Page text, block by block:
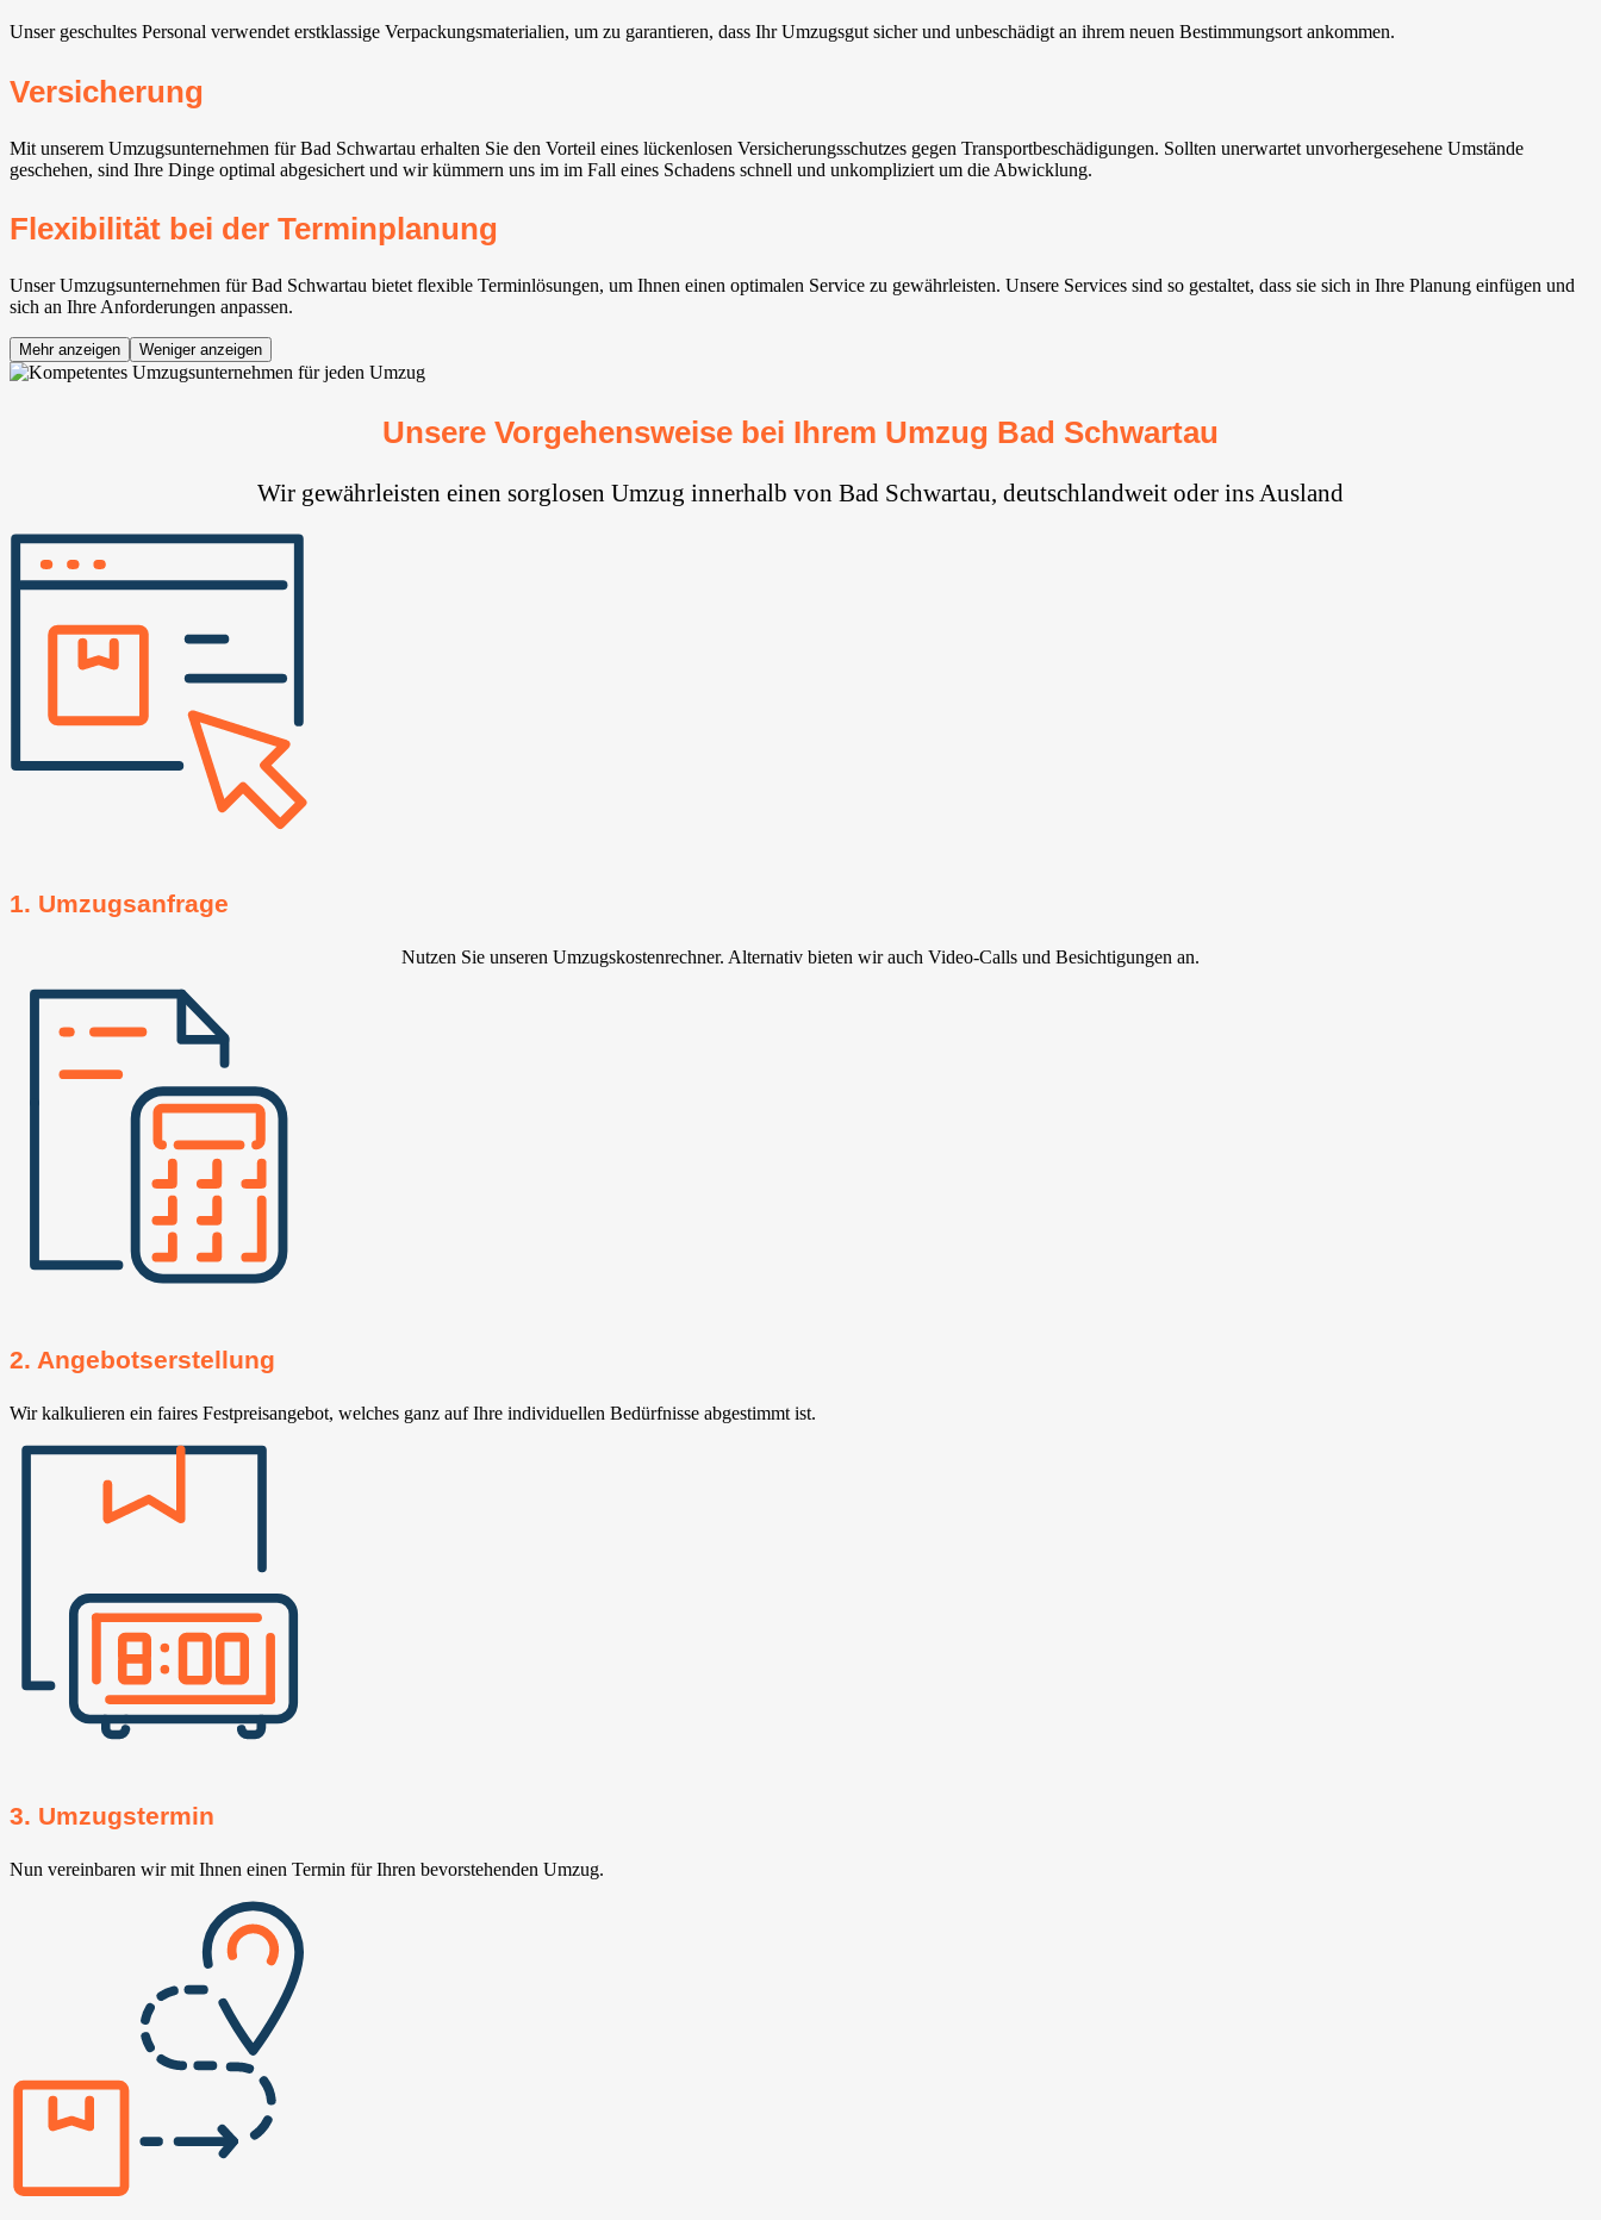
Unser geschultes Personal verwendet erstklassige Verpackungsmaterialien, um zu garantieren, dass Ihr Umzugsgut sicher und unbeschädigt an ihrem neuen Bestimmungsort ankommen.
Versicherung
Mit unserem Umzugsunternehmen für Bad Schwartau erhalten Sie den Vorteil eines lückenlosen Versicherungsschutzes gegen Transportbeschädigungen. Sollten unerwartet unvorhergesehene Umstände
geschehen, sind Ihre Dinge optimal abgesichert und wir kümmern uns im im Fall eines Schadens schnell und unkompliziert um die Abwicklung.
Flexibilität bei der Terminplanung
Unser Umzugsunternehmen für Bad Schwartau bietet flexible Terminlösungen, um Ihnen einen optimalen Service zu gewährleisten. Unsere Services sind so gestaltet, dass sie sich in Ihre Planung einfügen und
sich an Ihre Anforderungen anpassen.
Mehr anzeigen Weniger anzeigen
Unsere Vorgehensweise bei Ihrem Umzug Bad Schwartau
Wir gewährleisten einen sorglosen Umzug innerhalb von Bad Schwartau, deutschlandweit oder ins Ausland
1. Umzugsanfrage
Nutzen Sie unseren Umzugskostenrechner. Alternativ bieten wir auch Video-Calls und Besichtigungen an.
2. Angebotserstellung
Wir kalkulieren ein faires Festpreisangebot, welches ganz auf Ihre individuellen Bedürfnisse abgestimmt ist.
3. Umzugstermin
Nun vereinbaren wir mit Ihnen einen Termin für Ihren bevorstehenden Umzug.